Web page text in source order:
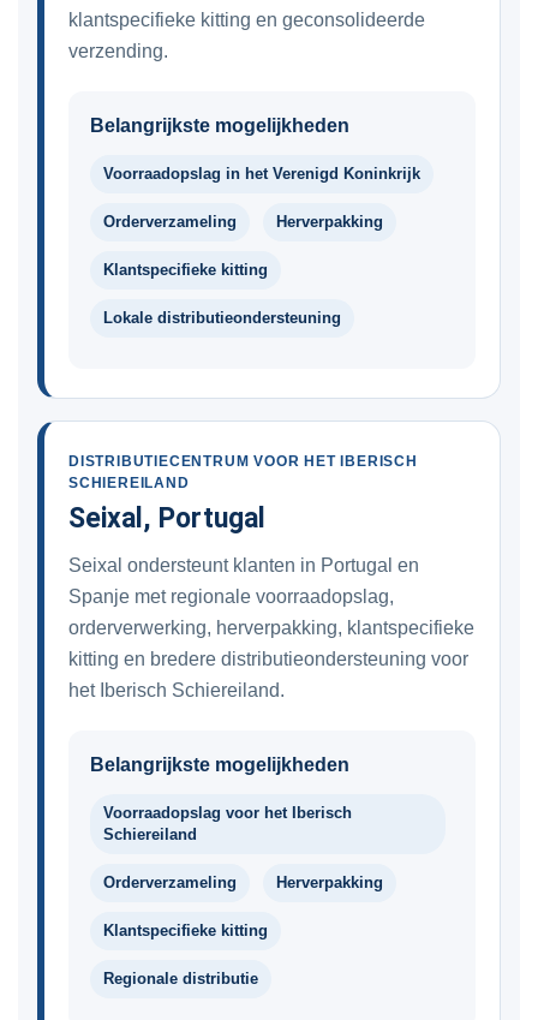
klantspecifieke kitting en geconsolideerde
verzending.
Belangrijkste mogelijkheden
Voorraadopslag in het Verenigd Koninkrijk
Orderverzameling Herverpakking
Klantspecifieke kitting
Lokale distributieondersteuning
DISTRIBUTIECENTRUM VOOR HET IBERISCH
SCHIEREILAND
Seixal, Portugal
Seixal ondersteunt klanten in Portugal en
Spanje met regionale voorraadopslag,
orderverwerking, herverpakking, klantspecifieke
kitting en bredere distributieondersteuning voor
het Iberisch Schiereiland.
Belangrijkste mogelijkheden
Voorraadopslag voor het Iberisch
Schiereiland
Orderverzameling Herverpakking
Klantspecifieke kitting
Regionale distributie